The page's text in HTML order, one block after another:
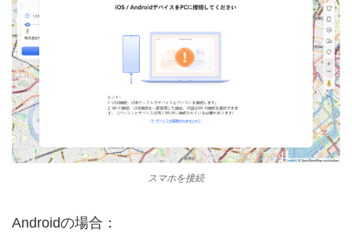
スマホを接続
Androidの場合：